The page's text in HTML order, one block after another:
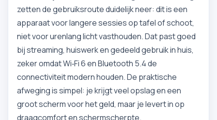
zetten de gebruiksroute duidelijk neer: dit is een
apparaat voor langere sessies op tafel of schoot,
niet voor urenlang licht vasthouden. Dat past goed
bij streaming, huiswerk en gedeeld gebruik in huis,
zeker omdat Wi‑Fi 6 en Bluetooth 5.4 de
connectiviteit modern houden. De praktische
afweging is simpel: je krijgt veel opslag en een
groot scherm voor het geld, maar je levert in op
draagcomfort en schermscherpte.